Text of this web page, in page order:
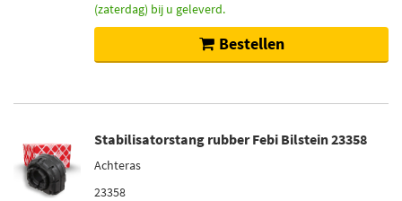
(zaterdag) bij u geleverd.
Bestellen
Stabilisatorstang rubber Febi Bilstein 23358
Achteras
23358